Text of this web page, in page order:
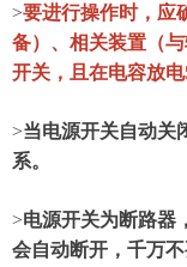
>要进行操作时，应
备）、相关装置（
开关，且在电容放电
>当电源开关自动关
系。
>电源开关为断路器
会自动断开，千万